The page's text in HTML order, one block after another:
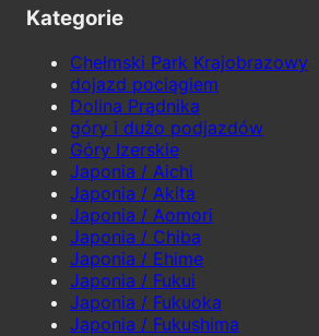
Kategorie
Chełmski Park Krajobrazowy
dojazd pociągiem
Dolina Prądnika
góry i dużo podjazdów
Góry Izerskie
Japonia / Aichi
Japonia / Akita
Japonia / Aomori
Japonia / Chiba
Japonia / Ehime
Japonia / Fukui
Japonia / Fukuoka
Japonia / Fukushima